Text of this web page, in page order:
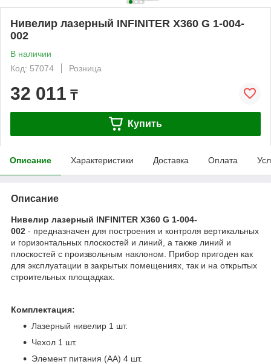
Нивелир лазерный INFINITER X360 G 1-004-
002
В наличии
Код: 57074
Розница
32 011 ₸
Купить
Описание Характеристики Доставка Оплата
Описание
Нивелир лазерный INFINITER X360 G 1-004-
002 - предназначен для построения и контроля вертикальных
и горизонтальных плоскостей и линий, а также линий и
плоскостей с произвольным наклоном. Прибор пригоден как
для эксплуатации в закрытых помещениях, так и на открытых
строительных площадках.
Комплектация:
Лазерный нивелир 1 шт.
Чехол 1 шт.
Элемент питания (AA) 4 шт.